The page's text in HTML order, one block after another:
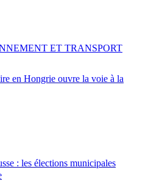
en Hongrie ouvre la voie à la
ET TRANSPORT
: les élections municipales